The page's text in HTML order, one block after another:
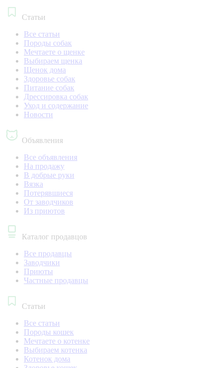
Статьи
Все статьи
Породы собак
Мечтаете о щенке
Выбираем щенка
Щенок дома
Здоровье собак
Питание собак
Дрессировка собак
Уход и содержание
Новости
Объявления
Все объявления
На продажу
В добрые руки
Вязка
Потерявшиеся
От заводчиков
Из приютов
Каталог продавцов
Все продавцы
Заводчики
Приюты
Частные продавцы
Статьи
Все статьи
Породы кошек
Мечтаете о котенке
Выбираем котенка
Котенок дома